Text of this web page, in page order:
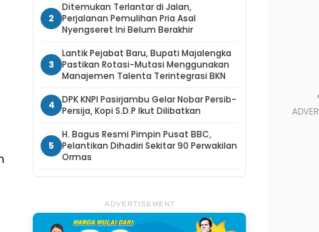
2
Ditemukan Terlantar di Jalan,
Perjalanan Pemulihan Pria Asal
Nyengseret Ini Belum Berakhir
3
Lantik Pejabat Baru, Bupati Majalengka
Pastikan Rotasi-Mutasi Menggunakan
Manajemen Talenta Terintegrasi BKN
4
DPK KNPI Pasirjambu Gelar Nobar Persib-
Persija, Kopi S.D.P Ikut Dilibatkan
5
H. Bagus Resmi Pimpin Pusat BBC,
Pelantikan Dihadiri Sekitar 90 Perwakilan
Ormas
ADVERTISEMENT